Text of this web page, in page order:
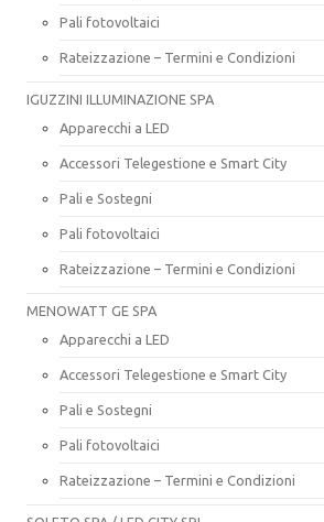
Pali fotovoltaici
Rateizzazione – Termini e Condizioni
IGUZZINI ILLUMINAZIONE SPA
Apparecchi a LED
Accessori Telegestione e Smart City
Pali e Sostegni
Pali fotovoltaici
Rateizzazione – Termini e Condizioni
MENOWATT GE SPA
Apparecchi a LED
Accessori Telegestione e Smart City
Pali e Sostegni
Pali fotovoltaici
Rateizzazione – Termini e Condizioni